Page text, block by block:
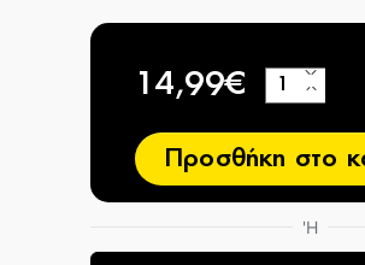
14,99€ −
+
Προσθήκη στο